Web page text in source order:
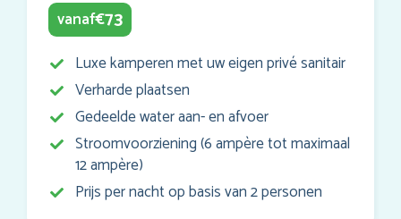
vanaf€73
Luxe kamperen met uw eigen privé sanitair
Verharde plaatsen
Gedeelde water aan- en afvoer
Stroomvoorziening (6 ampère tot maximaal
12 ampère)
Prijs per nacht op basis van 2 personen